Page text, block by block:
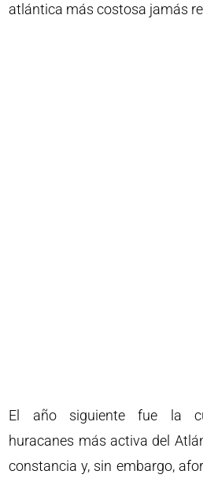
atlántica más costosa jamás
El año siguiente fue la
huracanes más activa del
constancia y, sin embargo,